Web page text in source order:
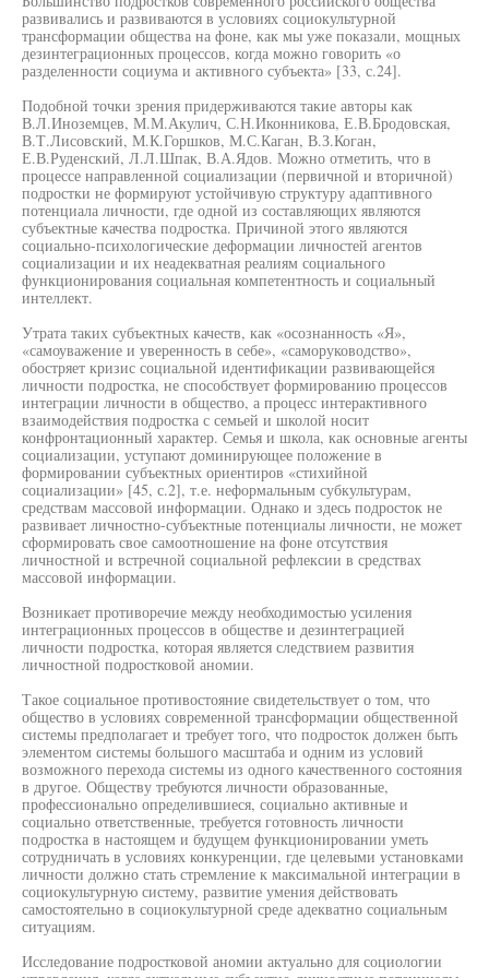
развивались и развиваются в условиях социокультурной
трансформации общества на фоне, как мы уже показали, мощных
дезинтеграционных процессов, когда можно говорить «о
разделенности социума и активного субъекта» [33, с.24].
Подобной точки зрения придерживаются такие авторы как
В.Л.Иноземцев, М.М.Акулич, С.Н.Иконникова, Е.В.Бродовская,
В.Т.Лисовский, М.К.Горшков, М.С.Каган, В.З.Коган,
Е.В.Руденский, Л.Л.Шпак, В.А.Ядов. Можно отметить, что в
процессе направленной социализации (первичной и вторичной)
подростки не формируют устойчивую структуру адаптивного
потенциала личности, где одной из составляющих являются
субъектные качества подростка. Причиной этого являются
социально-психологические деформации личностей агентов
социализации и их неадекватная реалиям социального
функционирования социальная компетентность и социальный
интеллект.
Утрата таких субъектных качеств, как «осознанность «Я»,
«самоуважение и уверенность в себе», «саморуководство»,
обостряет кризис социальной идентификации развивающейся
личности подростка, не способствует формированию процессов
интеграции личности в общество, а процесс интерактивного
взаимодействия подростка с семьей и школой носит
конфронтационный характер. Семья и школа, как основные агенты
социализации, уступают доминирующее положение в
формировании субъектных ориентиров «стихийной
социализации» [45, с.2], т.е. неформальным субкультурам,
средствам массовой информации. Однако и здесь подросток не
развивает личностно-субъектные потенциалы личности, не может
сформировать свое самоотношение на фоне отсутствия
личностной и встречной социальной рефлексии в средствах
массовой информации.
Возникает противоречие между необходимостью усиления
интеграционных процессов в обществе и дезинтеграцией
личности подростка, которая является следствием развития
личностной подростковой аномии.
Такое социальное противостояние свидетельствует о том, что
общество в условиях современной трансформации общественной
системы предполагает и требует того, что подросток должен быть
элементом системы большого масштаба и одним из условий
возможного перехода системы из одного качественного состояния
в другое. Обществу требуются личности образованные,
профессионально определившиеся, социально активные и
социально ответственные, требуется готовность личности
подростка в настоящем и будущем функционировании уметь
сотрудничать в условиях конкуренции, где целевыми установками
личности должно стать стремление к максимальной интеграции в
социокультурную систему, развитие умения действовать
самостоятельно в социокультурной среде адекватно социальным
ситуациям.
Исследование подростковой аномии актуально для социологии